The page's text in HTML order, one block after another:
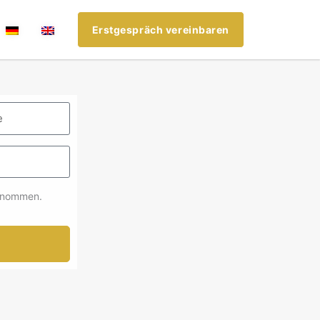
Erstgespräch vereinbaren